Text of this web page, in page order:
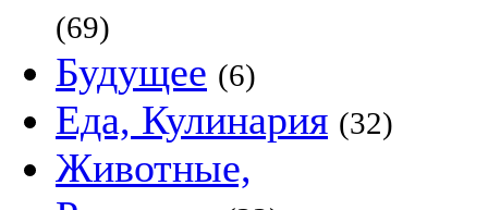
(69)
Будущее (6)
Еда, Кулинария (32)
Животные,